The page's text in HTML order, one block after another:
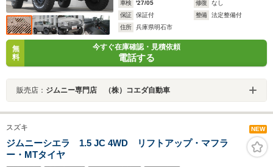
車検
'27/05 修復
なし
保証
保証付 整備
法定整備付
住所
兵庫県明石市
無
料
今すぐ在庫確認・見積依頼
電話する
販売店： ジムニー専門店 （株）コエダ自動車
スズキ NEW
ジムニーシエラ 1.5 JC 4WD リフトアップ・マフラ
ー・MTタイヤ